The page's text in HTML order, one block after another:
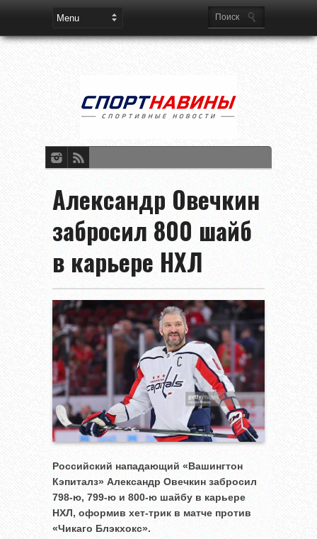
Александр Овечкин
забросил 800 шайб
в карьере НХЛ
Российский нападающий «Вашингтон
Кэпиталз» Александр Овечкин забросил
798-ю, 799-ю и 800-ю шайбу в карьере
НХЛ, оформив хет-трик в матче против
«Чикаго Блэкхокс».